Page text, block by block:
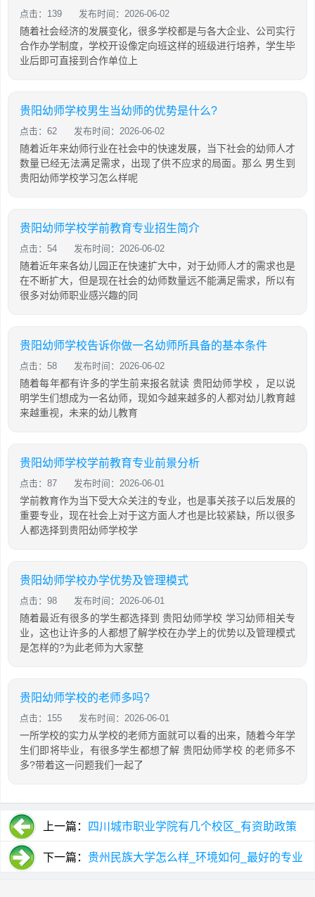
点击：139 发布时间：2026-06-02
随着社会经济的发展变化，很多学校都是与各大企业、公司实行
合作办学制度，学校开设像定向班这样的班级进行培养，学生毕
业后即可直接到合作单位上
贵阳幼师学校男生当幼师的优势是什么?
点击：62 发布时间：2026-06-02
随着近年来幼师行业在社会中的快速发展，当下社会的幼师人才
数量已经无法满足需求，出现了供不应求的局面。那么 男生到
贵阳幼师学校学习怎么样呢
贵阳幼师学校学前教育专业招生简介
点击：54 发布时间：2026-06-02
随着近年来各幼儿园正在快速扩大中，对于幼师人才的需求也是
在不断扩大，但是现在社会的幼师数量远不能满足需求，所以有
很多对幼师职业感兴趣的同
贵阳幼师学校告诉你做一名幼师所具备的基本条件
点击：58 发布时间：2026-06-02
随着每年都有许多的学生前来报名就读 贵阳幼师学校 ，足以说
明学生们想成为一名幼师，现如今越来越多的人都对幼儿教育越
来越重视，未来的幼儿教育
贵阳幼师学校学前教育专业前景分析
点击：87 发布时间：2026-06-01
学前教育作为当下受大众关注的专业，也是事关孩子以后发展的
重要专业，现在社会上对于这方面人才也是比较紧缺，所以很多
人都选择到贵阳幼师学校学
贵阳幼师学校办学优势及管理模式
点击：98 发布时间：2026-06-01
随着最近有很多的学生都选择到 贵阳幼师学校 学习幼师相关专
业，这也让许多的人都想了解学校在办学上的优势以及管理模式
是怎样的?为此老师为大家整
贵阳幼师学校的老师多吗?
点击：155 发布时间：2026-06-01
一所学校的实力从学校的老师方面就可以看的出来，随着今年学
生们即将毕业，有很多学生都想了解 贵阳幼师学校 的老师多不
多?带着这一问题我们一起了
上一篇： 四川城市职业学院有几个校区_有资助政策
吗 下一篇： 贵州民族大学怎么样_环境如何_最好的专业